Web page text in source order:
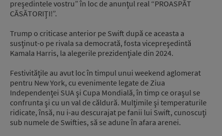
preşedintele vostru” în loc de anunţul real “PROASPĂT
CĂSĂTORIŢI!”.
Trump o criticase anterior pe Swift după ce aceasta a
susţinut-o pe rivala sa democrată, fosta vicepreşedintă
Kamala Harris, la alegerile prezidenţiale din 2024.
Festivităţile au avut loc în timpul unui weekend aglomerat
pentru New York, cu evenimente legate de Ziua
Independenţei SUA şi Cupa Mondială, în timp ce oraşul se
confrunta şi cu un val de căldură. Mulţimile şi temperaturile
ridicate, însă, nu i-au descurajat pe fanii lui Swift, cunoscuţi
sub numele de Swifties, să se adune în afara arenei.